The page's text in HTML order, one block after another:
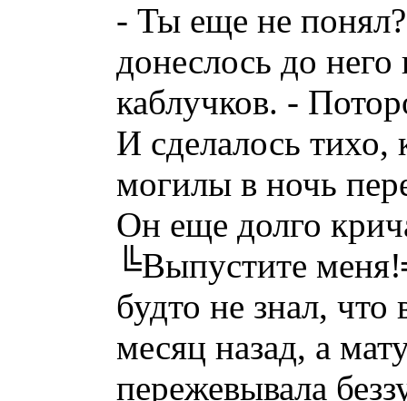
- Ты еще не
донеслось до
каблучков. -
И сделалось тихо,
могилы в ночь
Он еще долго
╚Выпустите
будто не знал, что
месяц назад, а
пережевывала